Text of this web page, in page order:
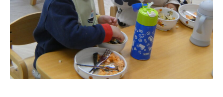
園のこと
園舎案内
安⼼・安全対策
給⾷